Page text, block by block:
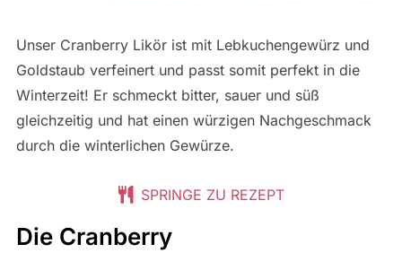
Unser Cranberry Likör ist mit Lebkuchengewürz und
Goldstaub verfeinert und passt somit perfekt in die
Winterzeit! Er schmeckt bitter, sauer und süß
gleichzeitig und hat einen würzigen Nachgeschmack
durch die winterlichen Gewürze.
SPRINGE ZU REZEPT
Die Cranberry